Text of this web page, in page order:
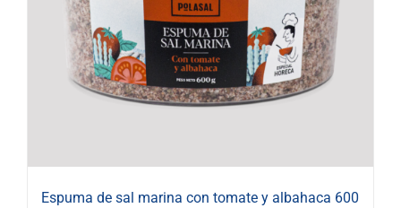
Espuma de sal marina con tomate y albahaca 600